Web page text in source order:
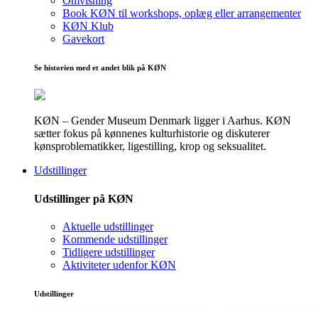
Book KØN til workshops, oplæg eller arrangementer
KØN Klub
Gavekort
Se historien med et andet blik på KØN
KØN – Gender Museum Denmark ligger i Aarhus. KØN
sætter fokus på kønnenes kulturhistorie og diskuterer
kønsproblematikker, ligestilling, krop og seksualitet.
Udstillinger
Udstillinger på KØN
Aktuelle udstillinger
Kommende udstillinger
Tidligere udstillinger
Aktiviteter udenfor KØN
Udstillinger